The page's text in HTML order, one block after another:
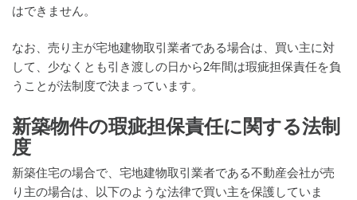
はできません。
なお、売り主が宅地建物取引業者である場合は、買い主に対
して、少なくとも引き渡しの日から2年間は瑕疵担保責任を負
うことが法制度で決まっています。
新築物件の瑕疵担保責任に関する法制
度
新築住宅の場合で、宅地建物取引業者である不動産会社が売
り主の場合は、以下のような法律で買い主を保護していま